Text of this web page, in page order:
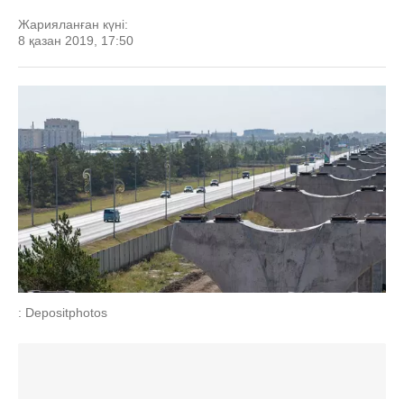
Жарияланған күні:
8 қазан 2019, 17:50
: Depositphotos